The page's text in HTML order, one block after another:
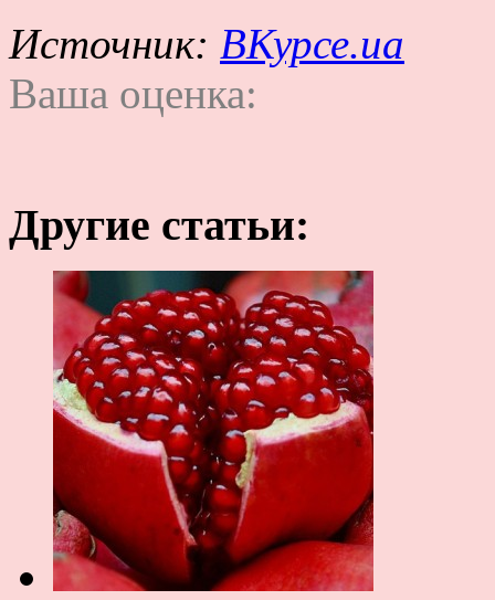
Источник: ВКурсе.ua
Ваша оценка:
Другие статьи: